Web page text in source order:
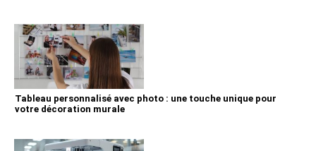
Tableau personnalisé avec photo : une touche unique pour
votre décoration murale